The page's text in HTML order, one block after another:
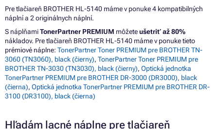
Pre tlačiareň BROTHER HL-5140 máme v ponuke 4 kompatibilných
náplní a 2 originálnych náplní.
S náplňamiTonerPartner PREMIUM môžeteušetriť až 80%
nákladov. Pre tlačiareň BROTHER HL-5140 máme v ponuke tieto
prémiové náplne: TonerPartner Toner PREMIUM pre BROTHER TN-
3060 (TN3060), black (čierny), TonerPartner Toner PREMIUM pre
BROTHER TN-3030 (TN3030), black (čierny), Optická jednotka
TonerPartner PREMIUM pre BROTHER DR-3000 (DR3000), black
(čierna), Optická jednotka TonerPartner PREMIUM pre BROTHER DR-
3100 (DR3100), black (čierna)
Hľadám lacné náplne pre tlačiareň